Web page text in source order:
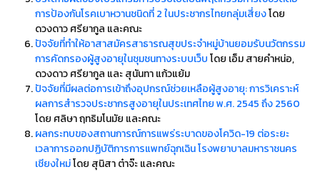
การป้องกันโรคเบาหวานชนิดที่ 2 ในประชากรไทยกลุ่มเสี่ยงโดย
ดวงดาว ศรียากูล และคณะ
ปัจจัยที่ทำให้อาสาสมัครสาธารณสุขประจำหมู่บ้านยอมรับนวัตกรรม
การคัดกรองผู้สูงอายุในชุมชนทางระบบเว็บโดย เอ็ม สายคำหน่อ,
ดวงดาว ศรียากูล และ สุนันทา แก้วแย้ม
ปัจจัยที่มีผลต่อการเข้าถึงอุปกรณ์ช่วยเหลือผู้สูงอายุ: การวิเคราะห์
ผลการสำรวจประชากรสูงอายุในประเทศไทย พ.ศ. 2545 ถึง 2560
โดย ศลิษา ฤทธิมโนมัย และคณะ
ผลกระทบของสถานการณ์การแพร่ระบาดของโควิด-19 ต่อระยะ
เวลาการออกปฏิบัติการการแพทย์ฉุกเฉิน โรงพยาบาลมหาราชนคร
เชียงใหม่โดย สุนิสา ต๋าจ๊ะ และคณะ